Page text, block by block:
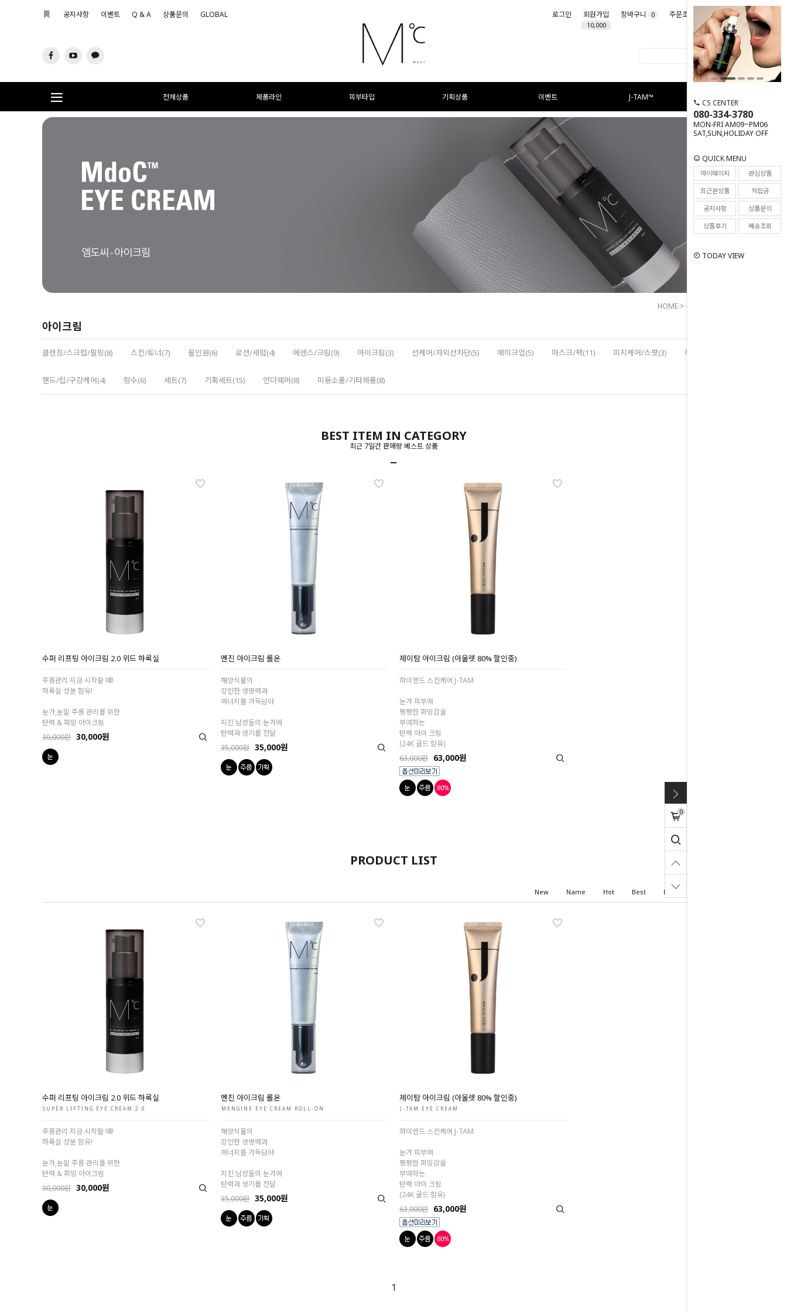
공지사항 이벤트 Q & A 상품문의 GLOBAL 로그인 회원가입
10,000
장바구니 0 주문조회 마이페이지
전체상품 제품라인 피부타입 기획상품 이벤트 J-TAM™
CS CENTER
080-334-3780
MON-FRI AM09~PM06
SAT,SUN,HOLIDAY OFF
QUICK MENU
마이페이지
관심상품
최근본상품
적립금
공지사항
상품문의
상품후기
배송조회
TODAY VIEW
0
HOME > 전체상품
아이크림
클렌징/스크럽/필링(8) 스킨/토너(7) 올인원(6) 로션/세럼(4) 에센스/크림(9) 아이크림(3) 선케어/자외선차단(5) 메이크업(5) 마스크/팩(11) 피지케어/스팟(3) 헤어/바디(8)
핸드/립/구강케어(4) 향수(6) 세트(7) 기획세트(15) 언더웨어(8) 미용소품/기타제품(8)
BEST ITEM IN CATEGORY
최근 7일간 판매량 베스트 상품
수퍼 리프팅 아이크림 2.0 위드 하록실
주름관리 지금 시작할 때!
하록실 성분 함유!
눈가,눈밑 주름 관리를 위한
탄력 & 퍼밍 아이크림
30,000원 30,000원
멘진 아이크림 롤온
해양식물의
강인한 생명력과
에너지를 가득담아
지친 남성들의 눈가에
탄력과 생기를 전달
35,000원 35,000원
제이탐 아이크림 (아울렛 80% 할인중)
하이엔드 스킨케어 J-TAM
눈가 피부에
팽팽한 퍼밍감을
부여하는
탄력 아이 크림
(24K 골드 함유)
63,000원 63,000원
PRODUCT LIST
New Name Hot Best High price
수퍼 리프팅 아이크림 2.0 위드 하록실
SUPER LIFTING EYE CREAM 2.0
주름관리 지금 시작할 때!
하록실 성분 함유!
눈가,눈밑 주름 관리를 위한
탄력 & 퍼밍 아이크림
30,000원 30,000원
멘진 아이크림 롤온
MENGINE EYE CREAM ROLL-ON
해양식물의
강인한 생명력과
에너지를 가득담아
지친 남성들의 눈가에
탄력과 생기를 전달
35,000원 35,000원
제이탐 아이크림 (아울렛 80% 할인중)
J-TAM EYE CREAM
하이엔드 스킨케어 J-TAM
눈가 피부에
팽팽한 퍼밍감을
부여하는
탄력 아이 크림
(24K 골드 함유)
63,000원 63,000원
1